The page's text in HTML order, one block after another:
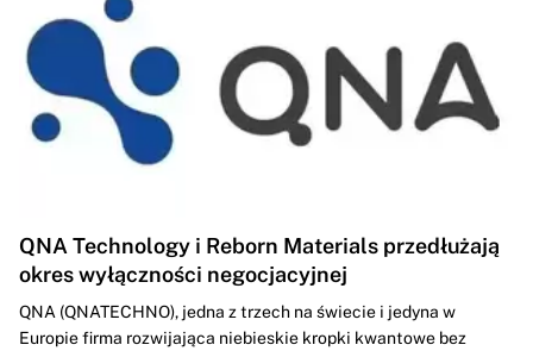
QNA Technology i Reborn Materials przedłużają
okres wyłączności negocjacyjnej
QNA (QNATECHNO), jedna z trzech na świecie i jedyna w
Europie firma rozwijająca niebieskie kropki kwantowe bez